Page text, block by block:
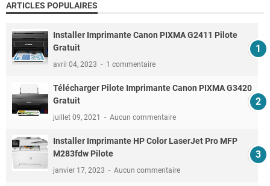
ARTICLES POPULAIRES
Installer Imprimante Canon PIXMA G2411 Pilote
Gratuit
avril 04, 2023 1 commentaire
Télécharger Pilote Imprimante Canon PIXMA G3420
Gratuit
juillet 09, 2021 Aucun commentaire
Installer Imprimante HP Color LaserJet Pro MFP
M283fdw Pilote
janvier 17, 2023 Aucun commentaire